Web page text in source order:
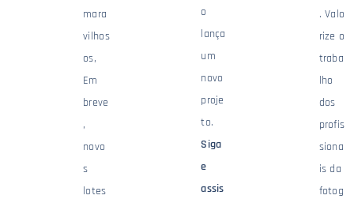
mara
vilhos
os,
Em
breve
,
novo
s
lotes
o
lança
um
novo
proje
to.
Siga
e
assis
. Valo
rize o
traba
lho
dos
profis
siona
is da
fotog